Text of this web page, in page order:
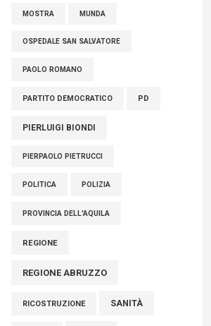
PAOLO ROMANO
PARTITO DEMOCRATICO PD
PIERLUIGI BIONDI
POLITICA POLIZIA
PROVINCIA DELL'AQUILA
REGIONE
REGIONE ABRUZZO
RICOSTRUZIONE SANITÀ